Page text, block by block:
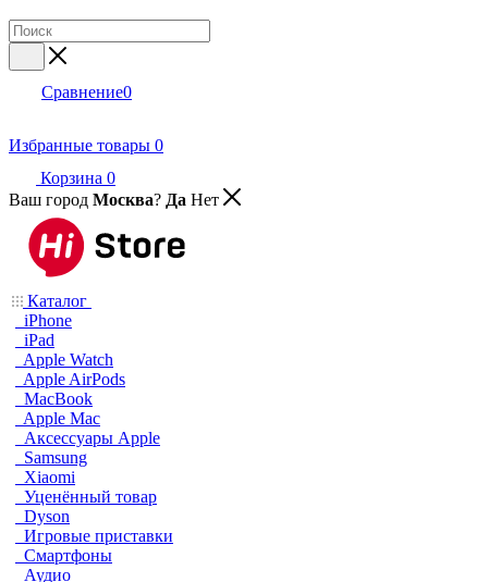
Сравнение0
Избранные товары 0
Корзина 0
Ваш город Москва? Да Нет
Каталог
iPhone
iPad
Apple Watch
Apple AirPods
MacBook
Apple Mac
Аксессуары Apple
Samsung
Xiaomi
Уценённый товар
Dyson
Игровые приставки
Смартфоны
Аудио